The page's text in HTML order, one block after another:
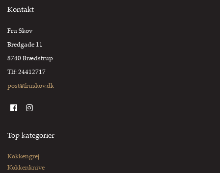
Kontakt
Fru Skov
Bredgade 11
8740 Brædstrup
Tlf: 24412717
post@fruskov.dk
Top kategorier
Køkkengrej
Køkkenknive